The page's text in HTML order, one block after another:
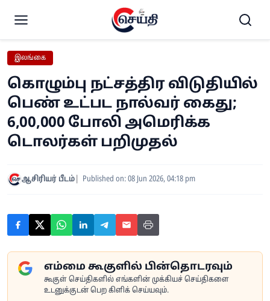
இலங்கை
கொழும்பு நட்சத்திர விடுதியில்
பெண் உட்பட நால்வர் கைது;
6,00,000 போலி அமெரிக்க
டொலர்கள் பறிமுதல்
ஆசிரியர் பீடம் Published on: 08 Jun 2026, 04:18 pm
எம்மை கூகுளில் பின்தொடரவும்
கூகுள் செய்திகளில் எங்களின் முக்கியச் செய்திகளை
உடனுக்குடன் பெற கிளிக் செய்யவும்.